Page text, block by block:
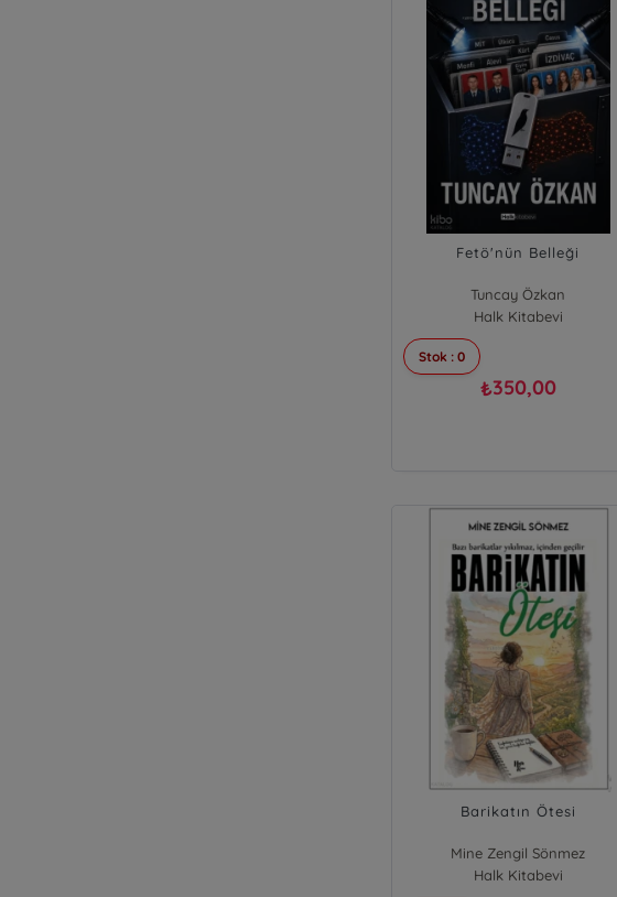
Fetö'nün Belleği
Tuncay Özkan
Halk Kitabevi
Stok : 0
₺350,00
Barikatın Ötesi
Mine Zengil Sönmez
Halk Kitabevi